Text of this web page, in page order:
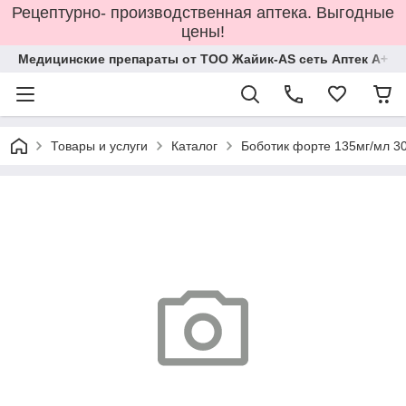
Рецептурно- производственная аптека. Выгодные
цены!
Медицинские препараты от ТОО Жайик-AS сеть Аптек А+
Товары и услуги Каталог Боботик форте 135мг/мл